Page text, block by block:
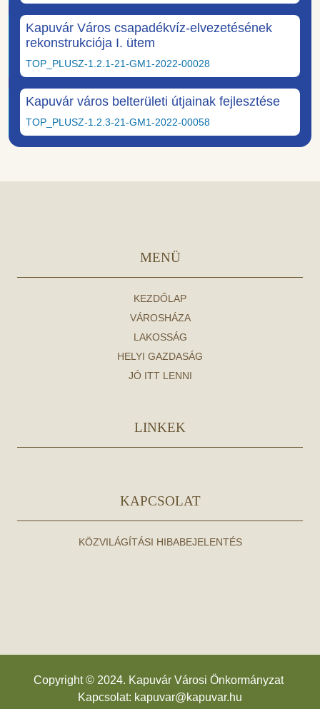
Kapuvár Város csapadékvíz-elvezetésének
rekonstrukciója I. ütem
TOP_PLUSZ-1.2.1-21-GM1-2022-00028
Kapuvár város belterületi útjainak fejlesztése
TOP_PLUSZ-1.2.3-21-GM1-2022-00058
MENÜ
KEZDŐLAP
VÁROSHÁZA
LAKOSSÁG
HELYI GAZDASÁG
JÓ ITT LENNI
LINKEK
KAPCSOLAT
KÖZVILÁGÍTÁSI HIBABEJELENTÉS
Copyright © 2024. Kapuvár Városi Önkormányzat
Kapcsolat: kapuvar@kapuvar.hu